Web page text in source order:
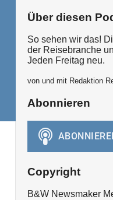
Über diesen
So sehen wir das!
der Reisebranche
Jeden Freitag neu.
von und mit Redaktion
Abonnieren
Copyright
B&W Newsmaker